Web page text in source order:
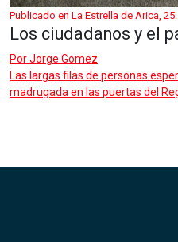
Publicado en La Estrella de Arica,
Los ciudadanos y el
PorJorge Gomez
Las largas filas de personas
madrugada en las puertas del